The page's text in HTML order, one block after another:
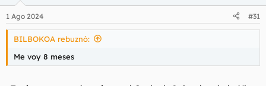
e
s
1 Ago 2024 #31
BILBOKOA rebuznó:
Me voy 8 meses